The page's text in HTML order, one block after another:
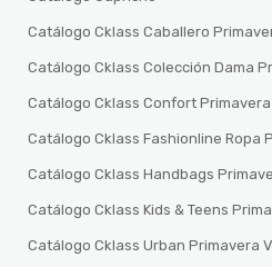
Catálogo Cklass Caballero
Catálogo Cklass Colección Dama
Catálogo Cklass Confort Primavera
Catálogo Cklass Fashionline Ropa
Catálogo Cklass Handbags
Catálogo Cklass Kids & Teens
Catálogo Cklass Urban Primavera